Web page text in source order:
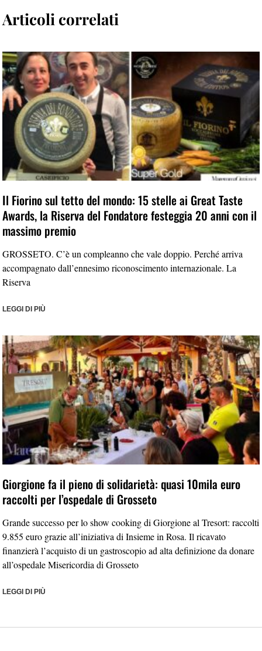
Articoli correlati
Il Fiorino sul tetto del mondo: 15 stelle ai Great Taste
Awards, la Riserva del Fondatore festeggia 20 anni con il
massimo premio
GROSSETO. C’è un compleanno che vale doppio. Perché arriva
accompagnato dall’ennesimo riconoscimento internazionale. La
Riserva
LEGGI DI PIÙ
Giorgione fa il pieno di solidarietà: quasi 10mila euro
raccolti per l’ospedale di Grosseto
Grande successo per lo show cooking di Giorgione al Tresort: raccolti
9.855 euro grazie all’iniziativa di Insieme in Rosa. Il ricavato
finanzierà l’acquisto di un gastroscopio ad alta definizione da donare
all’ospedale Misericordia di Grosseto
LEGGI DI PIÙ